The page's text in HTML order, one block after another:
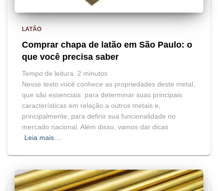
LATÃO
Comprar chapa de latão em São Paulo: o
que você precisa saber
Tempo de leitura: 2 minutos
Nesse texto você conhece as propriedades deste metal,
que são essenciais para determinar suas principais
características em relação a outros metais e,
principalmente, para definir sua funcionalidade no
mercado nacional. Além disso, vamos dar dicas
Leia mais…